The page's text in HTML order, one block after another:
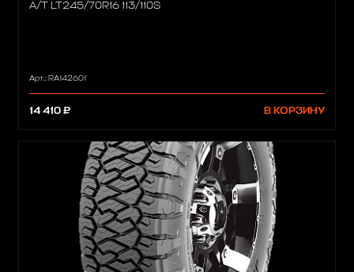
A/T LT245/70R16 113/110S
Арт.: RA142601
14 410 ₽ В КОРЗИНУ